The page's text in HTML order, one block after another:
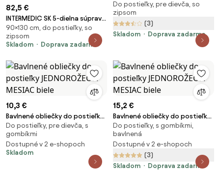
82,5 €
INTERMEDIC SK 5-dielna súprava
pre bábätko Teddy/minky
krémová – jemná súprava do
postieľky
90×130 cm, do postieľky, so
zipsom
Skladom
Doprava zadarmo
FAREBNÉ JABĹČKA zelené
Do postieľky, pre dievča, so
zipsom
(3)
Skladom
Doprava zadarmo
10,3 €
Bavlnené obliečky do postieľky
JEDNOROŽEC A MESIAC biele
Do postieľky, pre dievča, s
gombíkmi
Dostupné v 2 e-shopoch
Skladom
15,2 €
Bavlnené obliečky do postieľky
JEDNOROŽEC A MESIAC biele
Do postieľky, s gombíkmi,
bavlnená
Dostupné v 2 e-shopoch
(3)
Skladom
Doprava zadarmo